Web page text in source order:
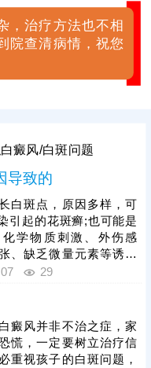
，治疗方法也不相
院查清病情，祝您
癜风/白斑问题
导致的
白斑点，原因多样，可
引起的花斑癣;也可能是
学物质刺激、外伤感
、缺乏微量元素等诱发
通过伍德灯、三维皮肤
。诊断清楚结合病症、
白，逐步促使肤色还
29
癜风并非不治之症，家
慌，一定要树立治疗信
重视孩子的白斑问题，